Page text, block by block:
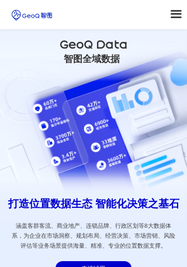
끀
智图全域数据
打造位置数据⽣态 智能化决策之基⽯
涵盖客群客流、商业地产、连锁品牌、行政区划等8大数据体
系，为企业在市场洞察、规划布局、经营决策、市场营销、风险
评估等业务场景提供海量、精准、专业的位置数据支撑。
넲